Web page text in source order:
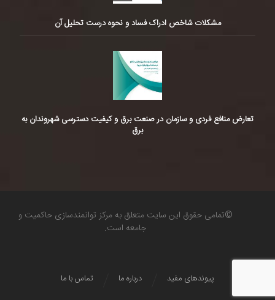
مشکلات شاخص ادراک فساد و نحوه درست تحلیل آن
تعارض منافع فردی و سازمان در صنعت برق و کیفیت دسترسی شهروندان به
برق
©تمامی حقوق این سایت متعلق به مرکز توانمندسازی حاکمیت و
جامعه است.
تماس با ما درباره ما پیوندهای مفید